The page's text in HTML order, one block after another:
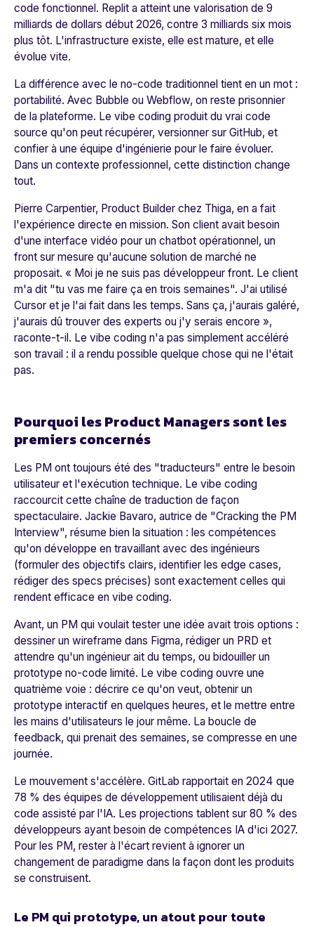
code fonctionnel. Replit a atteint une valorisation de 9
milliards de dollars début 2026, contre 3 milliards six mois
plus tôt. L'infrastructure existe, elle est mature, et elle
évolue vite.
La différence avec le no-code traditionnel tient en un mot :
portabilité. Avec Bubble ou Webflow, on reste prisonnier
de la plateforme. Le vibe coding produit du vrai code
source qu'on peut récupérer, versionner sur GitHub, et
confier à une équipe d'ingénierie pour le faire évoluer.
Dans un contexte professionnel, cette distinction change
tout.
Pierre Carpentier, Product Builder chez Thiga, en a fait
l'expérience directe en mission. Son client avait besoin
d'une interface vidéo pour un chatbot opérationnel, un
front sur mesure qu'aucune solution de marché ne
proposait. « Moi je ne suis pas développeur front. Le client
m'a dit "tu vas me faire ça en trois semaines". J'ai utilisé
Cursor et je l'ai fait dans les temps. Sans ça, j'aurais galéré,
j'aurais dû trouver des experts ou j'y serais encore »,
raconte-t-il. Le vibe coding n'a pas simplement accéléré
son travail : il a rendu possible quelque chose qui ne l'était
pas.
Pourquoi les Product Managers sont les
premiers concernés
Les PM ont toujours été des "traducteurs" entre le besoin
utilisateur et l'exécution technique. Le vibe coding
raccourcit cette chaîne de traduction de façon
spectaculaire. Jackie Bavaro, autrice de "Cracking the PM
Interview", résume bien la situation : les compétences
qu'on développe en travaillant avec des ingénieurs
(formuler des objectifs clairs, identifier les edge cases,
rédiger des specs précises) sont exactement celles qui
rendent efficace en vibe coding.
Avant, un PM qui voulait tester une idée avait trois options :
dessiner un wireframe dans Figma, rédiger un PRD et
attendre qu'un ingénieur ait du temps, ou bidouiller un
prototype no-code limité. Le vibe coding ouvre une
quatrième voie : décrire ce qu'on veut, obtenir un
prototype interactif en quelques heures, et le mettre entre
les mains d'utilisateurs le jour même. La boucle de
feedback, qui prenait des semaines, se compresse en une
journée.
Le mouvement s'accélère. GitLab rapportait en 2024 que
78 % des équipes de développement utilisaient déjà du
code assisté par l'IA. Les projections tablent sur 80 % des
développeurs ayant besoin de compétences IA d'ici 2027.
Pour les PM, rester à l'écart revient à ignorer un
changement de paradigme dans la façon dont les produits
se construisent.
Le PM qui prototype, un atout pour toute